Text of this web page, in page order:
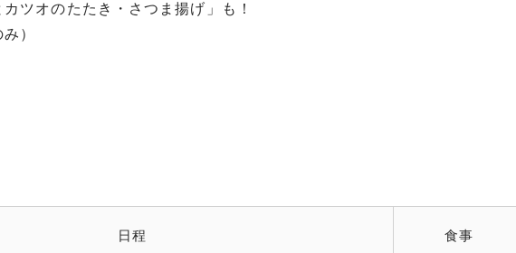
ツオのたたき・さつま揚げ」も！
）
日程 食事